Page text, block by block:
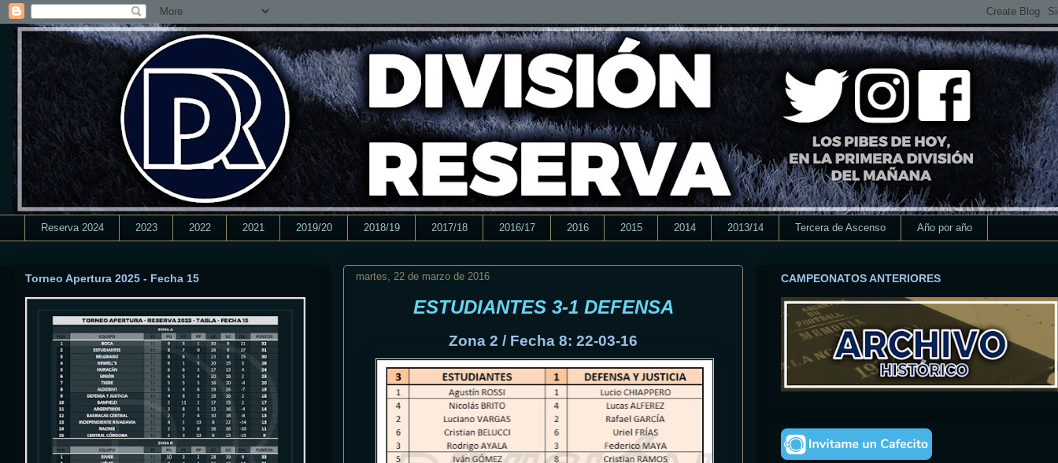
Reserva 2024 2023 2022 2021 2019/20 2018/19 2017/18 2016/17 2016 2015 2014 2013/14 Tercera de Ascenso Año por año
martes, 22 de marzo de 2016
ESTUDIANTES 3-1 DEFENSA
Zona 2 / Fecha 8: 22-03-16
Torneo Apertura 2025 - Fecha 15 CAMPEONATOS ANTERIORES